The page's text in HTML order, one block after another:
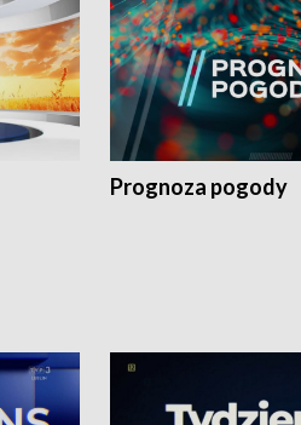
Prognoza pogody